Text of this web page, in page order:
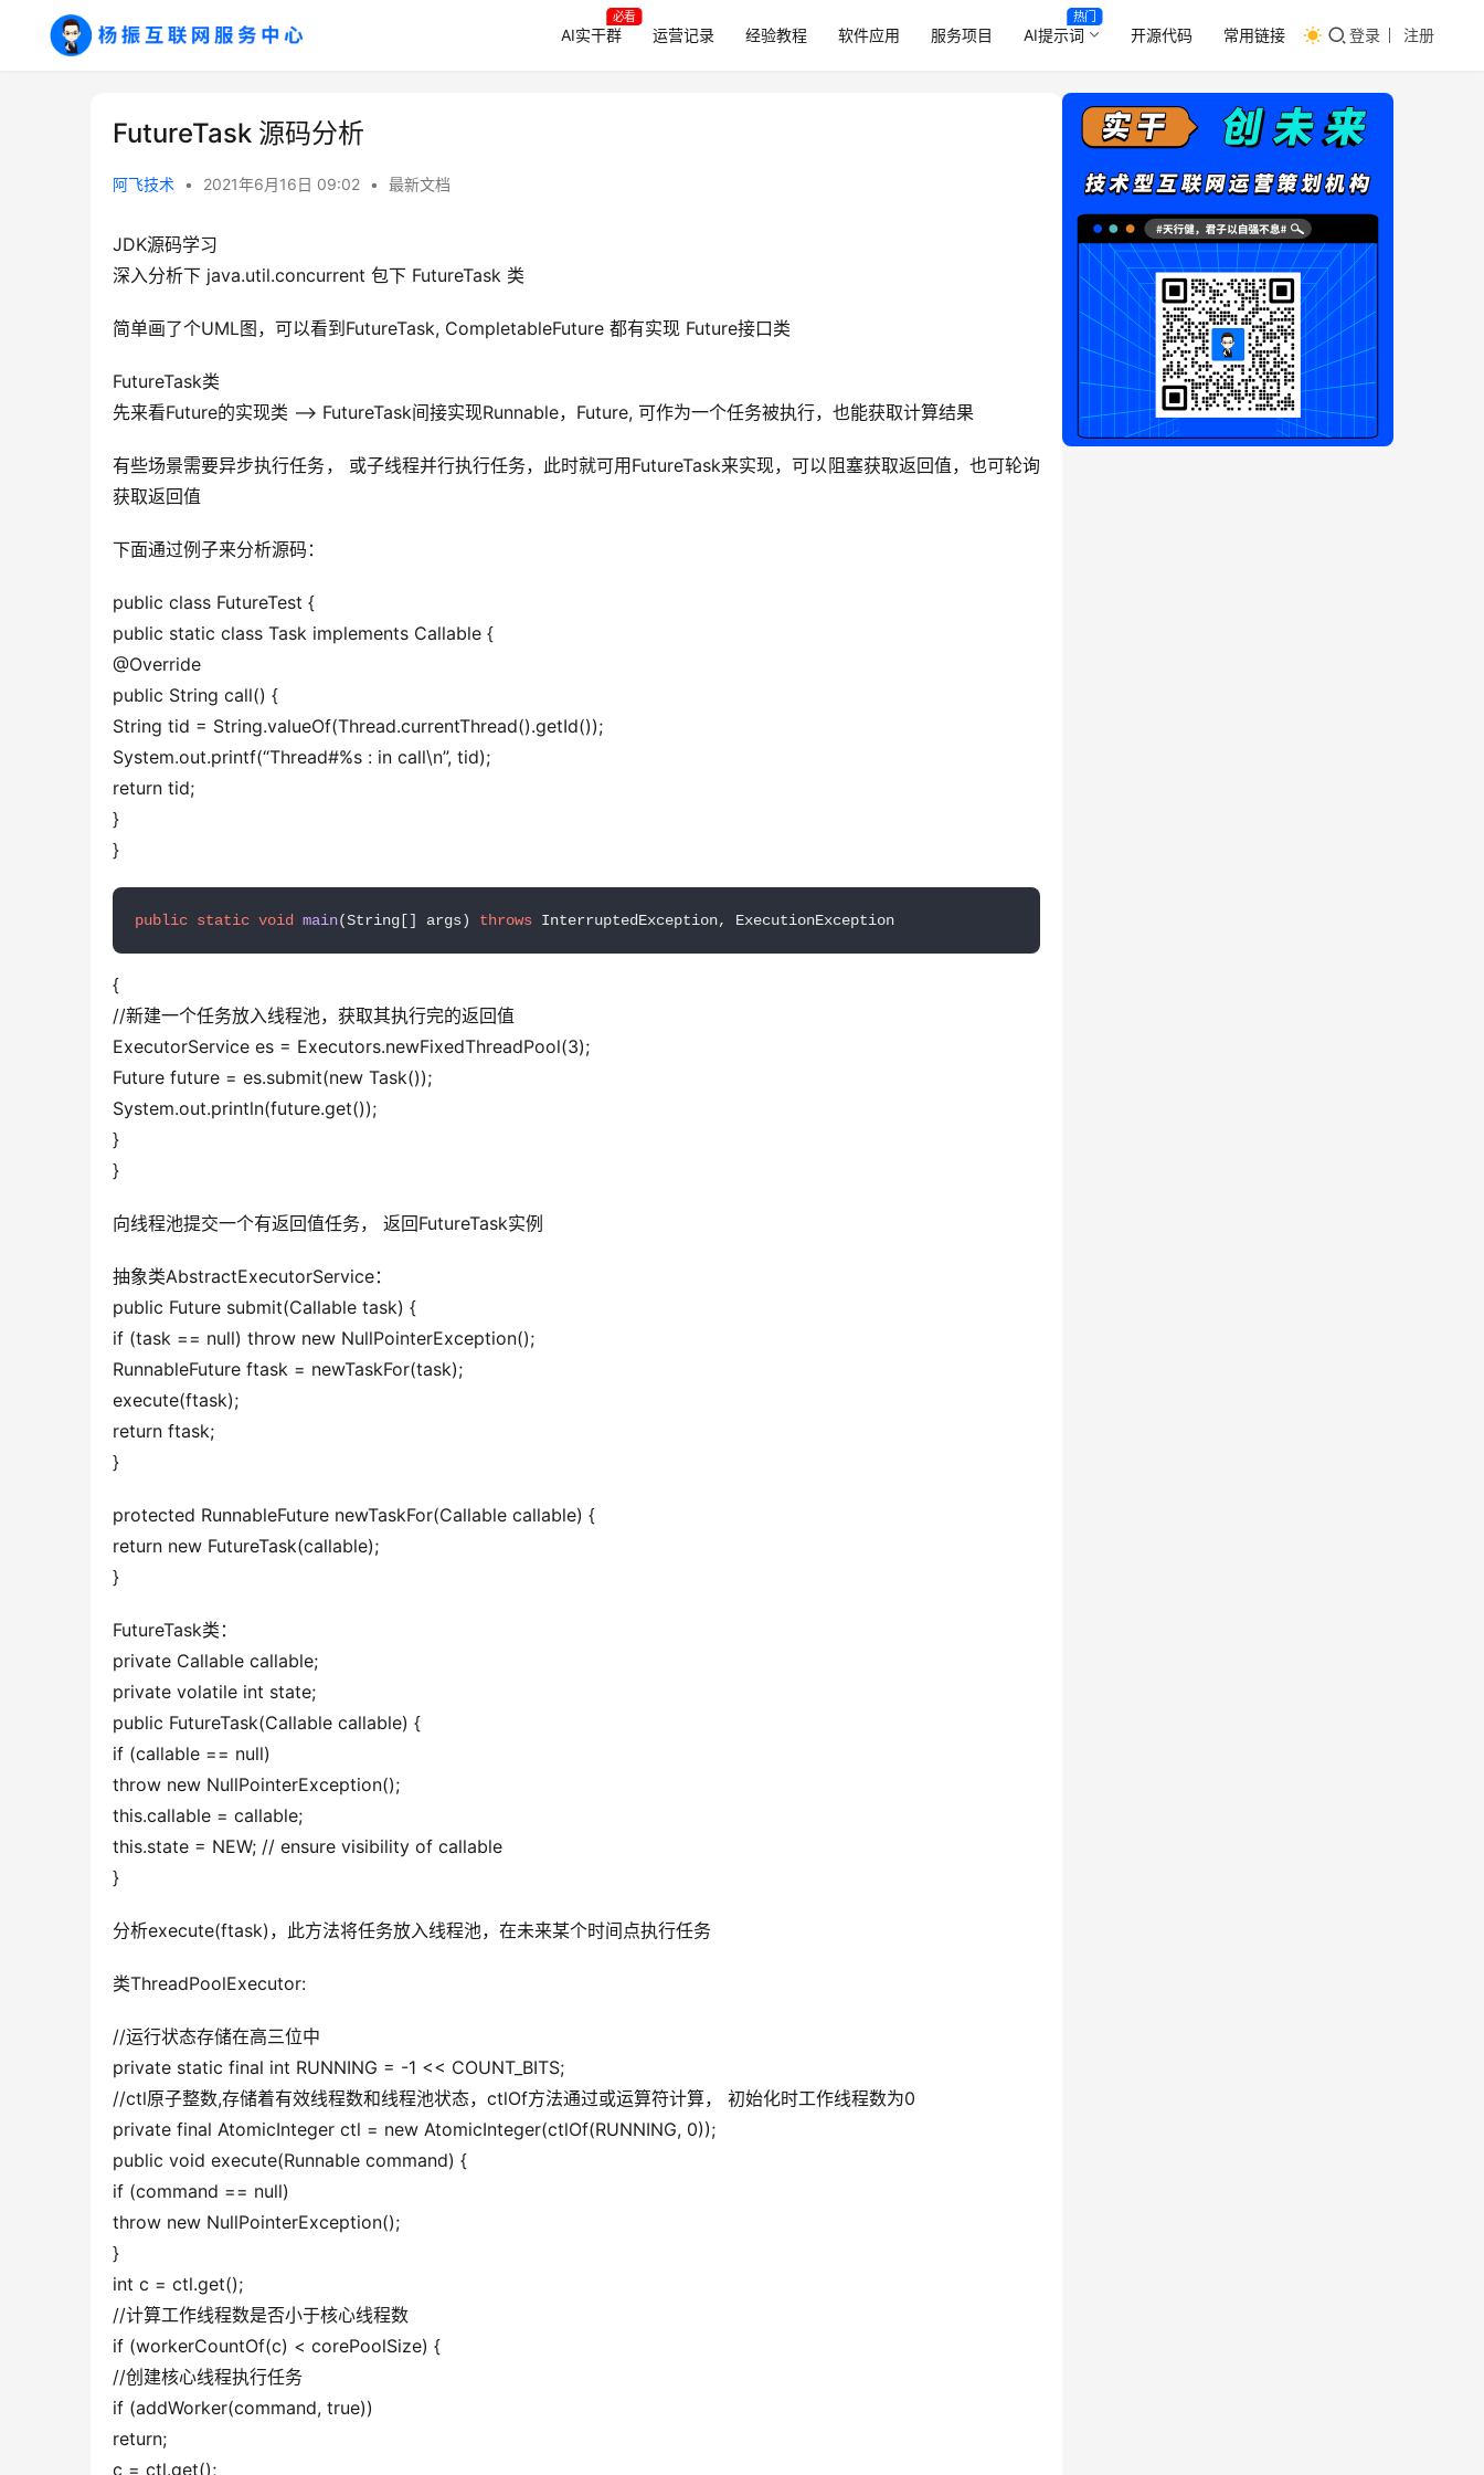
AI实干群
必看
运营记录 经验教程 软件应用 服务项目 AI提示词
热门
开源代码 常用链接 登录 注册
FutureTask 源码分析
阿飞技术 • 2021年6月16日 09:02 • 最新文档
JDK源码学习
深入分析下 java.util.concurrent 包下 FutureTask 类
简单画了个UML图，可以看到FutureTask, CompletableFuture 都有实现 Future接口类
FutureTask类
先来看Future的实现类 –> FutureTask间接实现Runnable，Future, 可作为一个任务被执行，也能获取计算结果
有些场景需要异步执行任务， 或子线程并行执行任务，此时就可用FutureTask来实现，可以阻塞获取返回值，也可轮询
获取返回值
下面通过例子来分析源码：
public class FutureTest {
public static class Task implements Callable {
@Override
public String call() {
String tid = String.valueOf(Thread.currentThread().getId());
System.out.printf(“Thread#%s : in call\n”, tid);
return tid;
}
}
public static void main(String[] args) throws InterruptedException, ExecutionException
{
//新建一个任务放入线程池，获取其执行完的返回值
ExecutorService es = Executors.newFixedThreadPool(3);
Future future = es.submit(new Task());
System.out.println(future.get());
}
}
向线程池提交一个有返回值任务， 返回FutureTask实例
抽象类AbstractExecutorService：
public Future submit(Callable task) {
if (task == null) throw new NullPointerException();
RunnableFuture ftask = newTaskFor(task);
execute(ftask);
return ftask;
}
protected RunnableFuture newTaskFor(Callable callable) {
return new FutureTask(callable);
}
FutureTask类：
private Callable callable;
private volatile int state;
public FutureTask(Callable callable) {
if (callable == null)
throw new NullPointerException();
this.callable = callable;
this.state = NEW; // ensure visibility of callable
}
分析execute(ftask)，此方法将任务放入线程池，在未来某个时间点执行任务
类ThreadPoolExecutor:
//运行状态存储在高三位中
private static final int RUNNING = -1 << COUNT_BITS;
//ctl原子整数,存储着有效线程数和线程池状态，ctlOf方法通过或运算符计算， 初始化时工作线程数为0
private final AtomicInteger ctl = new AtomicInteger(ctlOf(RUNNING, 0));
public void execute(Runnable command) {
if (command == null)
throw new NullPointerException();
}
int c = ctl.get();
//计算工作线程数是否小于核心线程数
if (workerCountOf(c) < corePoolSize) {
//创建核心线程执行任务
if (addWorker(command, true))
return;
c = ctl.get();